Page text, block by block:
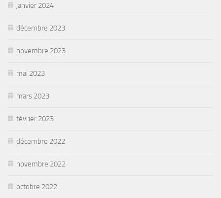
janvier 2024
décembre 2023
novembre 2023
mai 2023
mars 2023
février 2023
décembre 2022
novembre 2022
octobre 2022